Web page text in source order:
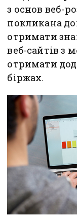
з основ веб-
покликана
отримати
веб-сайтів з
отримати
біржах.